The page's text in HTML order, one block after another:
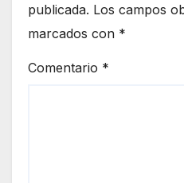
publicada. Los campos
marcados con *
Comentario *